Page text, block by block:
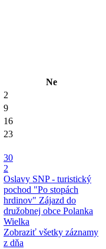
Ne
2
9
16
23
30
2
Oslavy SNP - turistický
pochod "Po stopách
hrdinov" Zájazd do
družobnej obce Polanka
Wielka
Zobraziť všetky záznamy
z dňa